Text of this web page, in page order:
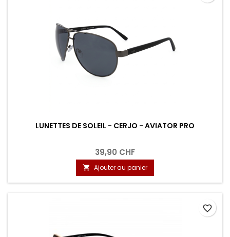
LUNETTES DE SOLEIL - CERJO - AVIATOR PRO
39,90 CHF
 Ajouter au panier
favorite_border